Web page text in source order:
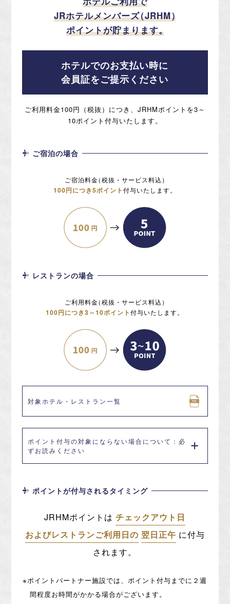
JRホテルメンバーズ（JRHM）
ポイントが貯まります。
ホテルでのお支払い時に
会員証をご提示ください
ご利用料金100円（税抜）につき、JRHMポイントを3～
10ポイント付与いたします。
ご宿泊の場合
ご宿泊料金（税抜・サービス料込 ）
100円につき5ポイント付与いたします。
レストランの場合
ご利用料金（税抜・サービス料込 ）
100円につき3～10ポイント付与いたします。
対象ホテル・レストラン一覧
ポイント付与の対象にならない場合について：必
ずお読みください
ポイントが付与されるタイミング
JRHMポイントはチェックアウト日
およびレストランご利用日の 翌日正午 に付与
されます。
※ポイントパートナー施設では、ポイント付与までに２週
間程度お時間がかかる場合がございます。